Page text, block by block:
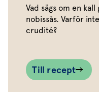
Vad sägs om en
nobissås. Varför
crudité?
Till recept